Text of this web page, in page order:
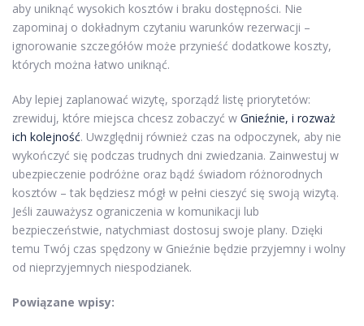
aby uniknąć wysokich kosztów i braku dostępności. Nie
zapominaj o dokładnym czytaniu warunków rezerwacji –
ignorowanie szczegółów może przynieść dodatkowe koszty,
których można łatwo uniknąć.
Aby lepiej zaplanować wizytę, sporządź listę priorytetów:
zrewiduj, które miejsca chcesz zobaczyć w Gnieźnie, i rozważ
ich kolejność. Uwzględnij również czas na odpoczynek, aby nie
wykończyć się podczas trudnych dni zwiedzania. Zainwestuj w
ubezpieczenie podróżne oraz bądź świadom różnorodnych
kosztów – tak będziesz mógł w pełni cieszyć się swoją wizytą.
Jeśli zauważysz ograniczenia w komunikacji lub
bezpieczeństwie, natychmiast dostosuj swoje plany. Dzięki
temu Twój czas spędzony w Gnieźnie będzie przyjemny i wolny
od nieprzyjemnych niespodzianek.
Powiązane wpisy: